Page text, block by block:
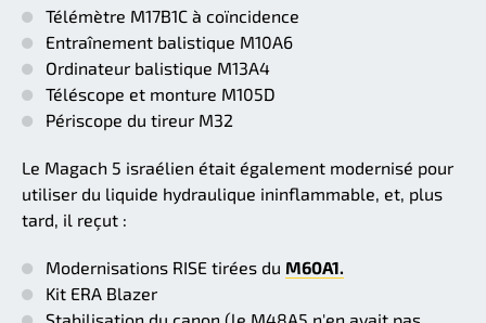
Télémètre M17B1C à coïncidence
Entraînement balistique M10A6
Ordinateur balistique M13A4
Téléscope et monture M105D
Périscope du tireur M32
Le Magach 5 israélien était également modernisé pour
utiliser du liquide hydraulique ininflammable, et, plus
tard, il reçut :
Modernisations RISE tirées du M60A1.
Kit ERA Blazer